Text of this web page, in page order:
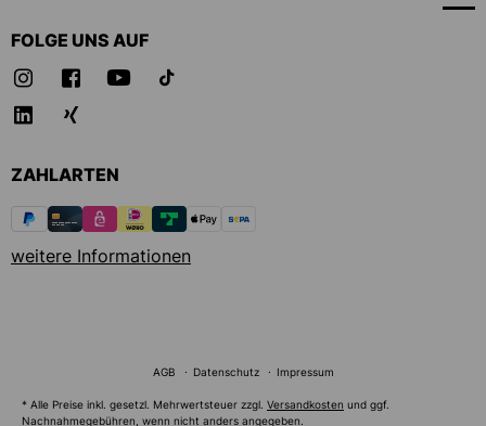
FOLGE UNS AUF
ZAHLARTEN
weitere Informationen
AGB Datenschutz Impressum
* Alle Preise inkl. gesetzl. Mehrwertsteuer zzgl. Versandkosten und ggf.
Nachnahmegebühren, wenn nicht anders angegeben.